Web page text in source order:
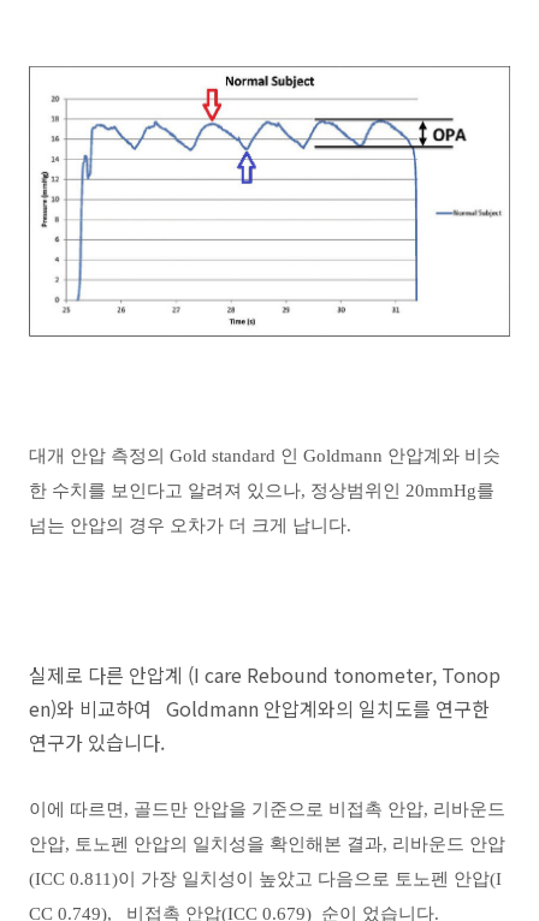
대개 안압 측정의 Gold standard 인 Goldmann 안압계와 비슷
한 수치를 보인다고 알려져 있으나, 정상범위인 20mmHg를
넘는 안압의 경우 오차가 더 크게 납니다.
실제로 다른 안압계 (I care Rebound tonometer, Tonop
en)와 비교하여 Goldmann 안압계와의 일치도를 연구한
연구가 있습니다.
이에 따르면, 골드만 안압을 기준으로 비접촉 안압, 리바운드
안압, 토노펜 안압의 일치성을 확인해본 결과, 리바운드 안압
(ICC 0.811)이 가장 일치성이 높았고 다음으로 토노펜 안압(I
CC 0.749), 비접촉 안압(ICC 0.679) 순이 었습니다.